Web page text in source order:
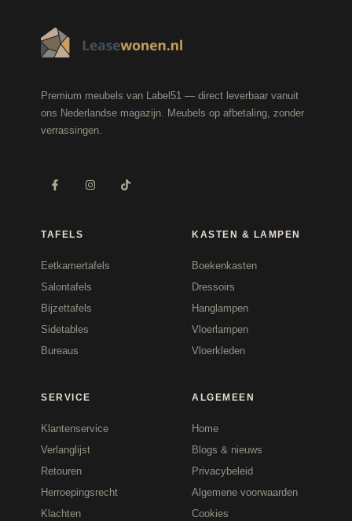
Premium meubels van Label51 — direct leverbaar vanuit
ons Nederlandse magazijn. Meubels op afbetaling, zonder
verrassingen.
TAFELS
Eetkamertafels
Salontafels
Bijzettafels
Sidetables
Bureaus
KASTEN & LAMPEN
Boekenkasten
Dressoirs
Hanglampen
Vloerlampen
Vloerkleden
SERVICE
Klantenservice
Verlanglijst
Retouren
Herroepingsrecht
Klachten
ALGEMEEN
Home
Blogs & nieuws
Privacybeleid
Algemene voorwaarden
Cookies